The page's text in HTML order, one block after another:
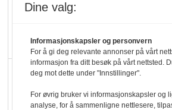
hederspris
Blir enklere
økologisk i
Dine valg:
Informasjonskapsler og personvern
For å gi deg relevante annonser på vårt
informasjon fra ditt besøk på vårt nettsted.
deg mot dette under "Innstillinger".
For øvrig bruker vi informasjonskapsler og
analyse, for å sammenligne nettlesere,